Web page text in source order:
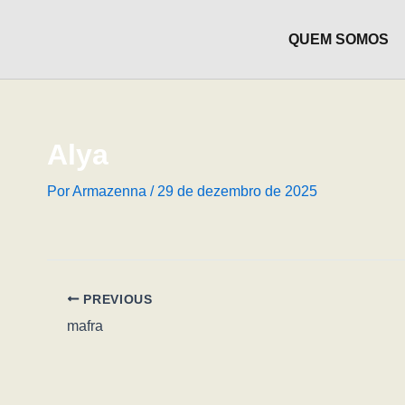
conteúdo
QUEM SOMOS
Alya
PorArmazenna / 29 de dezembro de 2025
PREVIOUS
mafra